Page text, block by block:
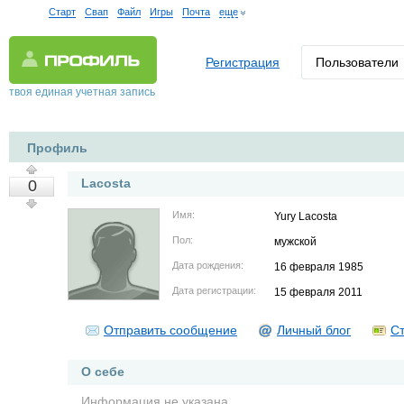
Старт Свап Файл Игры Почта еще
твоя единая учетная запись
Регистрация Пользователи
Профиль
0 Lacosta
Имя: Yury Lacosta
Пол: мужской
Дата рождения: 16 февраля 1985
Дата регистрации: 15 февраля 2011
Отправить сообщение Личный блог
О себе